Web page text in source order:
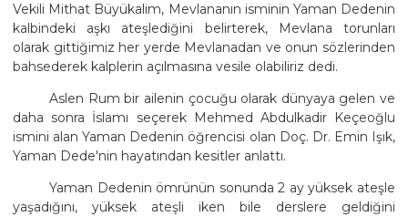
Vekili Mithat Büyükalim, Mevlananın isminin Yaman Dedenin
kalbindeki aşkı ateşlediğini belirterek, Mevlana torunları
olarak gittiğimiz her yerde Mevlanadan ve onun sözlerinden
bahsederek kalplerin açılmasına vesile olabiliriz dedi.
Aslen Rum bir ailenin çocuğu olarak dünyaya gelen ve
daha sonra İslamı seçerek Mehmed Abdulkadir Keçeoğlu
ismini alan Yaman Dedenin öğrencisi olan Doç. Dr. Emin Işık,
Yaman Dede'nin hayatından kesitler anlattı.
Yaman Dedenin ömrünün sonunda 2 ay yüksek ateşle
yaşadığını, yüksek ateşli iken bile derslere geldiğini